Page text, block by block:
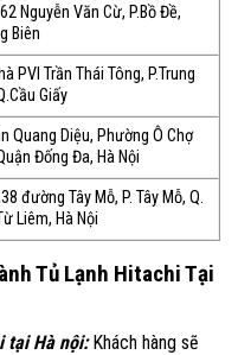
Nguyễn Văn Cừ, P.Bồ Đề,
Biên
PVI Trần Thái Tông, P.Trung
Giấy
Quang Diệu, Phường Ô Chợ
Đống Đa, Hà Nội
đường Tây Mỗ, P. Tây Mỗ, Q.
Liêm, Hà Nội
Tủ Lạnh Hitachi Tại
tại Hà nội:Khách hàng sẽ